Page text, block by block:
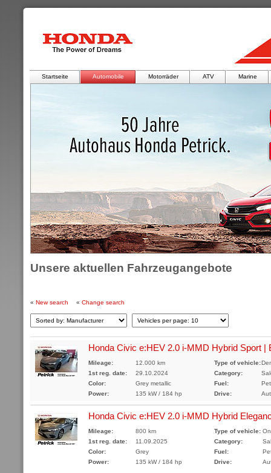
Startseite Automobile Motorräder ATV Marine
Unsere aktuellen Fahrzeugangebote
« New search « Change search
Honda Civic e:HEV 2.0 i-MMD Hybrid Sport |
Mileage:
12.000 km
1st reg. date:
29.10.2024
Color:
Grey metallic
Power:
135 kW / 184 hp
Type of vehicle:
Category:
Fuel:
Drive:
Honda Civic e:HEV 2.0 i-MMD Hybrid
Mileage:
800 km
1st reg. date:
11.09.2025
Color:
Grey
Power:
135 kW / 184 hp
Type of vehicle:
Category:
Fuel:
Drive: